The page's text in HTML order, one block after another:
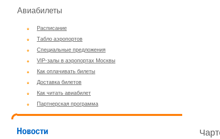
Авиабилеты
Расписание
Табло аэропортов
Специальные предложения
VIP-залы в аэропортах Москвы
Как оплачивать билеты
Доставка билетов
Как читать авиабилет
Партнерская программа